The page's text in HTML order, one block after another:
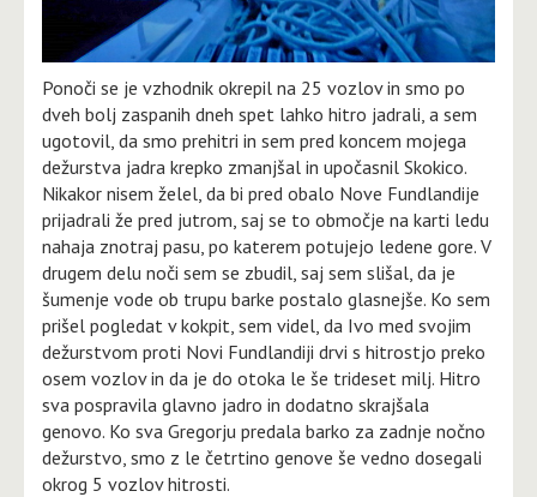
Ponoči se je vzhodnik okrepil na 25 vozlov in smo po
dveh bolj zaspanih dneh spet lahko hitro jadrali, a sem
ugotovil, da smo prehitri in sem pred koncem mojega
dežurstva jadra krepko zmanjšal in upočasnil Skokico.
Nikakor nisem želel, da bi pred obalo Nove Fundlandije
prijadrali že pred jutrom, saj se to območje na karti ledu
nahaja znotraj pasu, po katerem potujejo ledene gore. V
drugem delu noči sem se zbudil, saj sem slišal, da je
šumenje vode ob trupu barke postalo glasnejše. Ko sem
prišel pogledat v kokpit, sem videl, da Ivo med svojim
dežurstvom proti Novi Fundlandiji drvi s hitrostjo preko
osem vozlov in da je do otoka le še trideset milj. Hitro
sva pospravila glavno jadro in dodatno skrajšala
genovo. Ko sva Gregorju predala barko za zadnje nočno
dežurstvo, smo z le četrtino genove še vedno dosegali
okrog 5 vozlov hitrosti.